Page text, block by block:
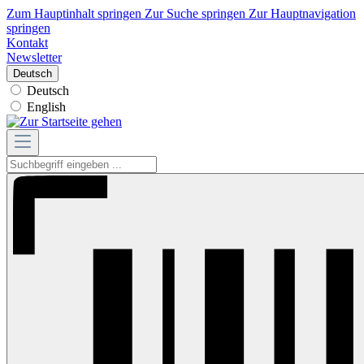
Zum Hauptinhalt springen Zur Suche springen Zur Hauptnavigation
springen
Kontakt
Newsletter
Deutsch
Deutsch
English